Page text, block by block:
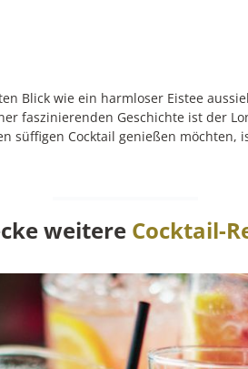
Blick wie ein harmloser Eistee
faszinierenden Geschichte ist der
Cocktail genießen möchten,
weitere Cocktail-